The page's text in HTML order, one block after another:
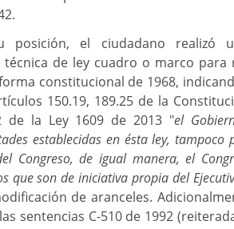
posición, el ciudadano realizó
de ley cuadro o marco para
constitucional de 1968,
150.19, 189.25 de la
la Ley 1609 de 2013 "el
establecidas en ésta ley, tampoco
Congreso, de igual manera, el
que son de iniciativa propia del
de aranceles.
sentencias C-510 de 1992